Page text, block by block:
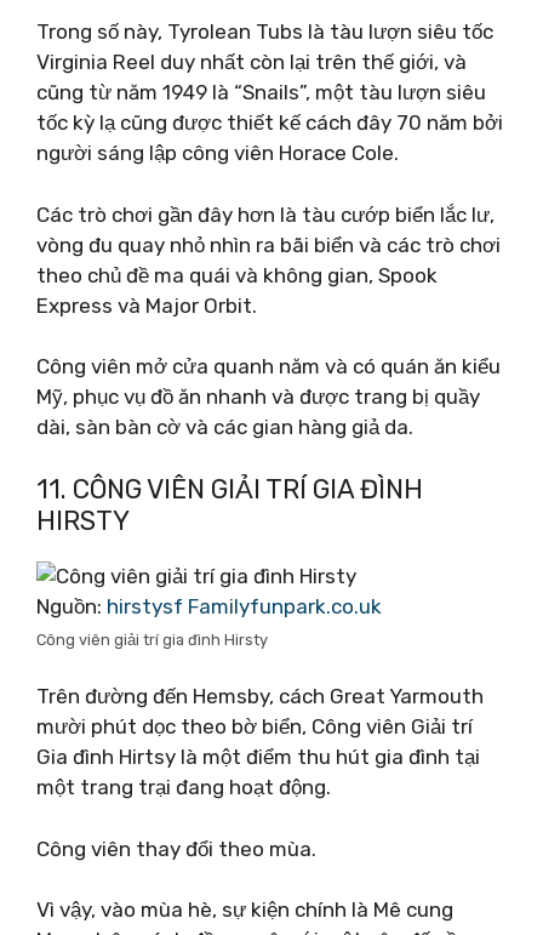
Trong số này, Tyrolean Tubs là tàu lượn siêu tốc
Virginia Reel duy nhất còn lại trên thế giới, và
cũng từ năm 1949 là “Snails”, một tàu lượn siêu
tốc kỳ lạ cũng được thiết kế cách đây 70 năm bởi
người sáng lập công viên Horace Cole.
Các trò chơi gần đây hơn là tàu cướp biển lắc lư,
vòng đu quay nhỏ nhìn ra bãi biển và các trò chơi
theo chủ đề ma quái và không gian, Spook
Express và Major Orbit.
Công viên mở cửa quanh năm và có quán ăn kiểu
Mỹ, phục vụ đồ ăn nhanh và được trang bị quầy
dài, sàn bàn cờ và các gian hàng giả da.
11. CÔNG VIÊN GIẢI TRÍ GIA ĐÌNH
HIRSTY
Nguồn: hirstysf Familyfunpark.co.uk
Công viên giải trí gia đình Hirsty
Trên đường đến Hemsby, cách Great Yarmouth
mười phút dọc theo bờ biển, Công viên Giải trí
Gia đình Hirtsy là một điểm thu hút gia đình tại
một trang trại đang hoạt động.
Công viên thay đổi theo mùa.
Vì vậy, vào mùa hè, sự kiện chính là Mê cung